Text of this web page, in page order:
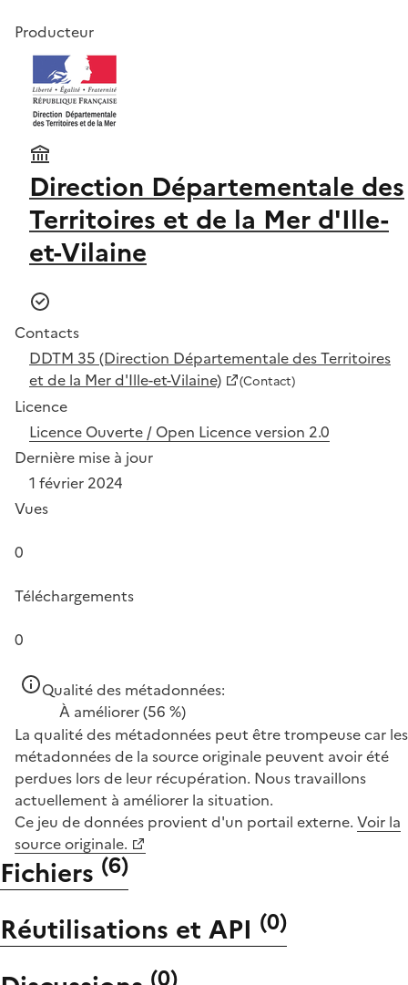
Producteur
Direction Départementale des
Territoires et de la Mer d'Ille-
et-Vilaine
Contacts
DDTM 35 (Direction Départementale des Territoires
et de la Mer d'Ille-et-Vilaine)
(Contact)
Licence
Licence Ouverte / Open Licence version 2.0
Dernière mise à jour
1 février 2024
Vues
0
Téléchargements
0
Qualité des métadonnées:
À améliorer(56 %)
La qualité des métadonnées peut être trompeuse car les
métadonnées de la source originale peuvent avoir été
perdues lors de leur récupération. Nous travaillons
actuellement à améliorer la situation.
Ce jeu de données provient d'un portail externe. Voir la
source originale.
Fichiers (6)
Réutilisations et API (0)
(0)